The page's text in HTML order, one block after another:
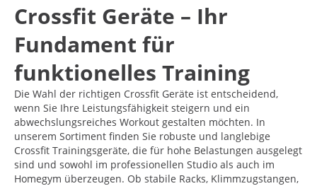
Crossfit Geräte – Ihr
Fundament für
funktionelles Training
Die Wahl der richtigen Crossfit Geräte ist entscheidend,
wenn Sie Ihre Leistungsfähigkeit steigern und ein
abwechslungsreiches Workout gestalten möchten. In
unserem Sortiment finden Sie robuste und langlebige
Crossfit Trainingsgeräte, die für hohe Belastungen ausgelegt
sind und sowohl im professionellen Studio als auch im
Homegym überzeugen. Ob stabile Racks, Klimmzugstangen,